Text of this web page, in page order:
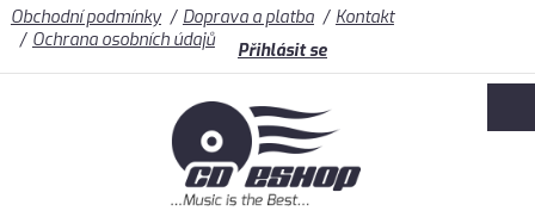
Obchodní podmínky Doprava a platba
Kontakt
Ochrana osobních údajů
Přihlásit se